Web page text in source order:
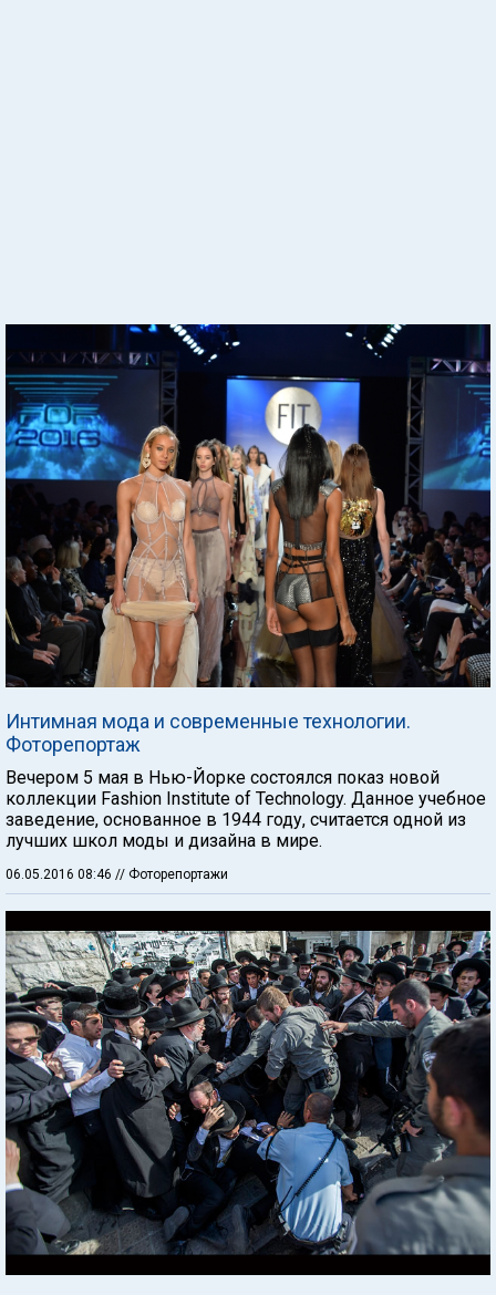
Интимная мода и современные технологии.
Фоторепортаж
Вечером 5 мая в Нью-Йорке состоялся показ новой
коллекции Fashion Institute of Technology. Данное учебное
заведение, основанное в 1944 году, считается одной из
лучших школ моды и дизайна в мире.
06.05.2016 08:46 // Фоторепортажи